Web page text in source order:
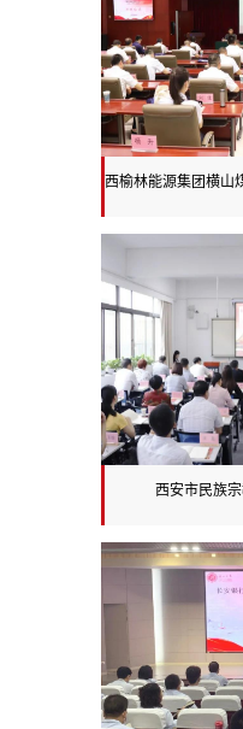
西榆林能源集团横山
揭牌暨
西安市民族